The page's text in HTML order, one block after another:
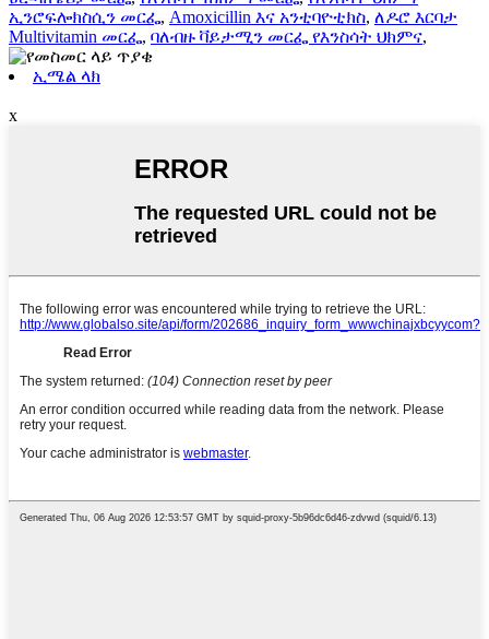
ኢንሮፍሎክስሲን መርፌ, Amoxicillin እና አንቲባዮቲክስ, ለዶሮ እርባታ
Multivitamin መርፌ, ባለብዙ ቫይታሚን መርፌ የእንስሳት ህክምና,
ኢሜል ላክ
x